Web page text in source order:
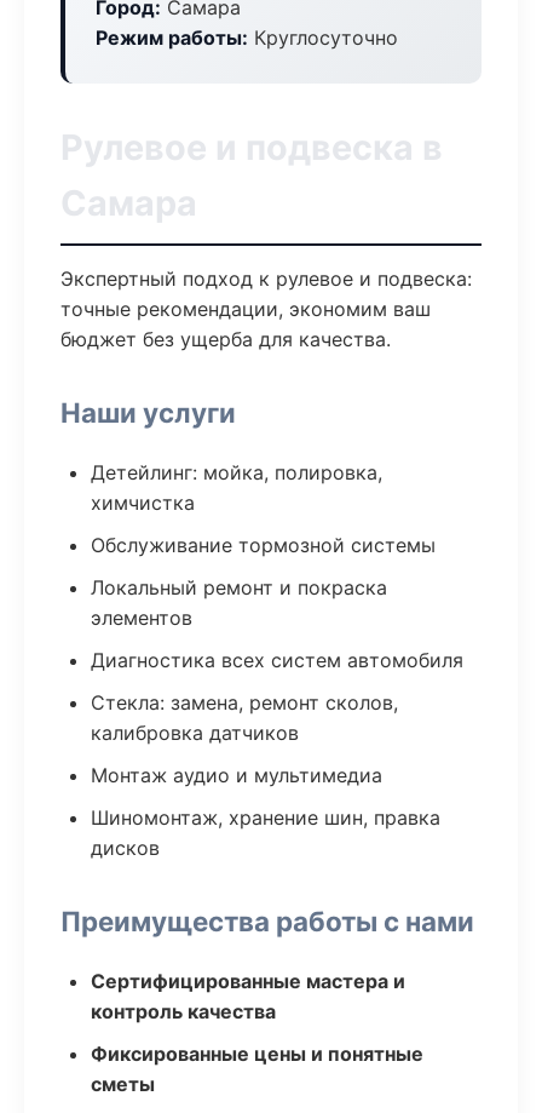
Город: Самара
Режим работы: Круглосуточно
Рулевое и подвеска в
Самара
Экспертный подход к рулевое и подвеска:
точные рекомендации, экономим ваш
бюджет без ущерба для качества.
Наши услуги
Детейлинг: мойка, полировка,
химчистка
Обслуживание тормозной системы
Локальный ремонт и покраска
элементов
Диагностика всех систем автомобиля
Стекла: замена, ремонт сколов,
калибровка датчиков
Монтаж аудио и мультимедиа
Шиномонтаж, хранение шин, правка
дисков
Преимущества работы с нами
Сертифицированные мастера и
контроль качества
Фиксированные цены и понятные
сметы